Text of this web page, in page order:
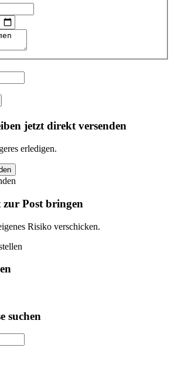
jetzt direkt versenden
erledigen.
Post bringen
Risiko verschicken.
suchen